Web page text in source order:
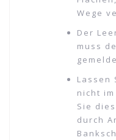
Wege
Der
muss
Lassen
nicht
Sie
durch